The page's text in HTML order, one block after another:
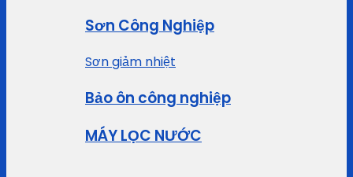
Sơn Công Nghiệp
Sơn giảm nhiệt
Bảo ôn công nghiệp
MÁY LỌC NƯỚC